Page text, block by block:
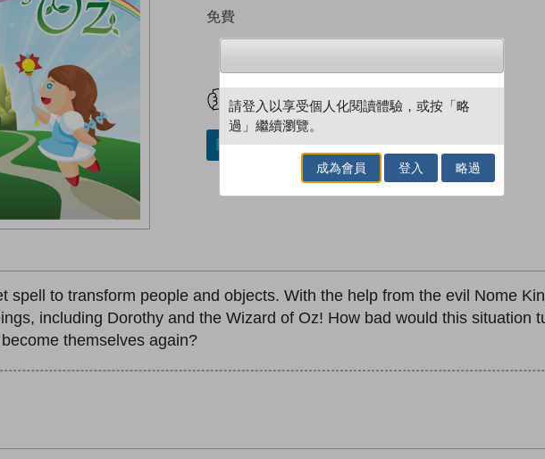
免費
試閲 加入閱讀紀錄
加入／閱讀電子書
spell to transform people and objects. With the help from the evil Nome
including Dorothy and the Wizard of Oz! How bad would this situation
themselves again?
請登入以享受個人化閱讀體驗，或按「略
過」繼續瀏覽。
成為會員 登入 略過